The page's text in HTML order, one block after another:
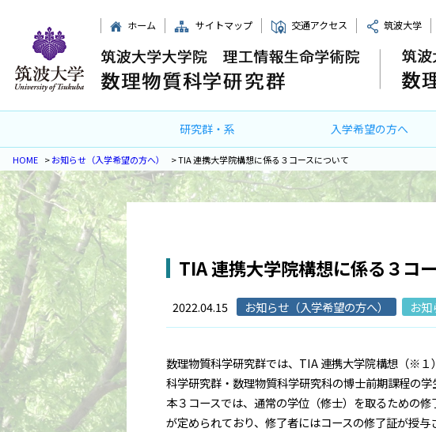
ホーム サイトマップ 交通アクセス 筑波大学
研究群・系 入学希望の方へ
HOME >お知らせ（入学希望の方へ） >TIA 連携大学院構想に係る３コースについて
TIA 連携大学院構想に係る３コ
2022.04.15 お知らせ（入学希望の方へ） お知
数理物質科学研究群では、TIA 連携大学院構想（※
科学研究群・数理物質科学研究科の博士前期課程の
本３コースでは、通常の学位（修士）を取るための
が定められており、修了者にはコースの修了証が授